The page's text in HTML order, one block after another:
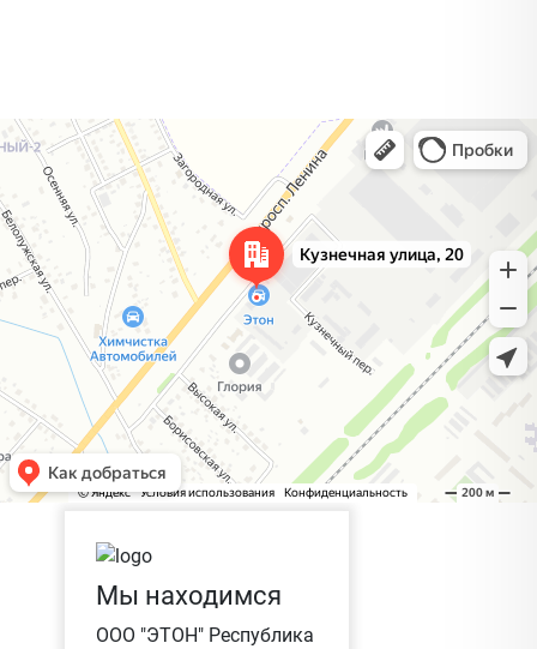
Жодино
Кузнечная улица, 20 — Яндекс Карты
Мы находимся
ООО "ЭТОН" Республика